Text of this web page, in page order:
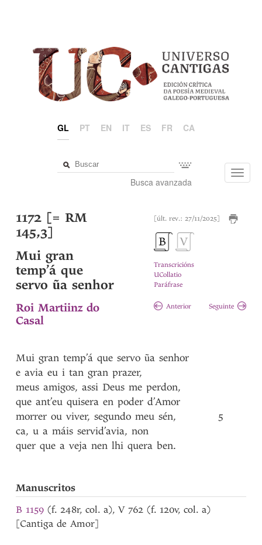
GL PT EN IT ES FR CA
Busca avanzada
[últ. rev.: 27/11/2025]
Transcricións
UCollatio
Paráfrase
Anterior Seguinte
1172 [= RM
145,3]
Mui gran
temp’á que
servo ũa senhor
Roi Martiinz do
Casal
Mui gran temp’á que servo ũa senhor
e avia eu i tan gran prazer,
meus amigos, assi Deus me perdon,
que ant’eu quisera en poder d’Amor
morrer ou viver, segundo meu sén,
ca, u a máis servid’avia, non
quer que a veja nen lhi quera ben.
5
Manuscritos
B 1159 (f. 248r, col. a), V 762 (f. 120v, col. a)
[Cantiga de Amor]